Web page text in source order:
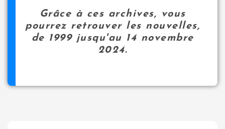
Grâce à ces archives, vous
pourrez retrouver les nouvelles,
de 1999 jusqu'au 14 novembre
2024.